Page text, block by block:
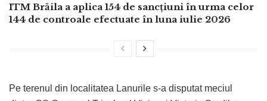
ITM Brăila a aplica 154 de sancțiuni în urma celor
144 de controale efectuate în luna iulie 2026
Pe terenul din localitatea Lanurile s-a disputat meciul